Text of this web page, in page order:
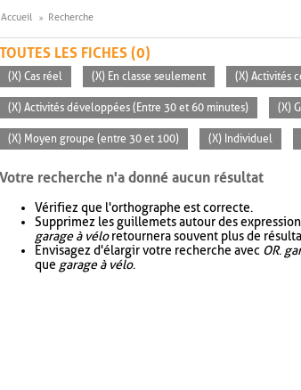
Accueil Recherche
TOUTES LES FICHES (0)
(X) Cas réel (X) En classe seulement (X) Activités
(X) Activités développées (Entre 30 et 60 minutes) (X)
(X) Moyen groupe (entre 30 et 100) (X) Individuel
Votre recherche n'a donné aucun résultat
Vérifiez que l'orthographe est correcte.
Supprimez les guillemets autour des
garage à véloretournera souvent plus de
Envisagez d'élargir votre recherche avec OR.
que garage à vélo.